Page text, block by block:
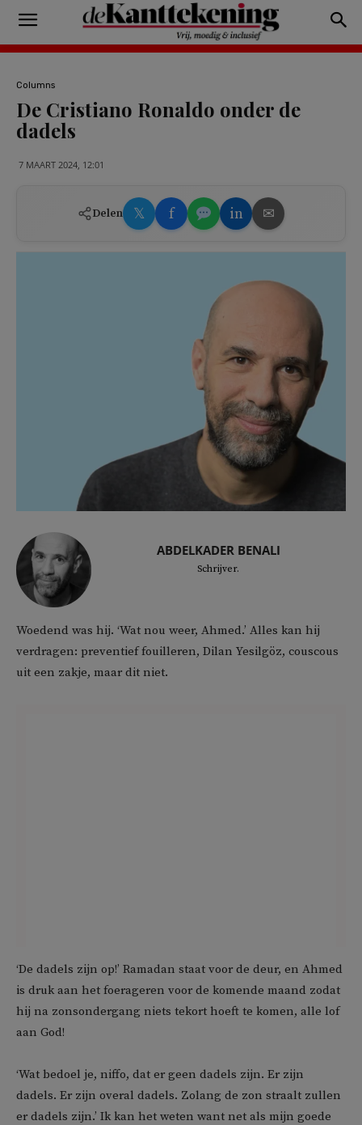
Columns
De Cristiano Ronaldo onder de
dadels
7 MAART 2024, 12:01
Delen 𝕏 f in ✉
ABDELKADER BENALI
Schrijver.
Woedend was hij. ‘Wat nou weer, Ahmed.’ Alles kan hij
verdragen: preventief fouilleren, Dilan Yesilgöz, couscous
uit een zakje, maar dit niet.
‘De dadels zijn op!’ Ramadan staat voor de deur, en Ahmed
is druk aan het foerageren voor de komende maand zodat
hij na zonsondergang niets tekort hoeft te komen, alle lof
aan God!
‘Wat bedoel je, niffo, dat er geen dadels zijn. Er zijn
dadels. Er zijn overal dadels. Zolang de zon straalt zullen
er dadels zijn.’ Ik kan het weten want net als mijn goede